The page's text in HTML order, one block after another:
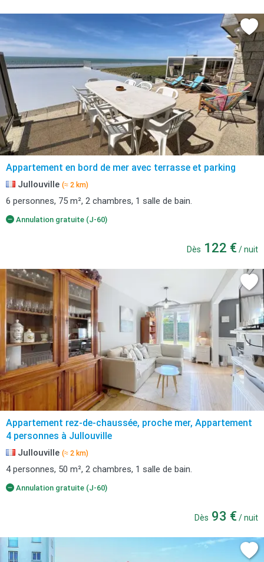
Appartement en bord de mer avec terrasse et parking
Jullouville (≈ 2 km)
6 personnes, 75 m², 2 chambres, 1 salle de bain.
Annulation gratuite (J-60)
Dès 122 € / nuit
Appartement rez-de-chaussée, proche mer, Appartement
4 personnes à Jullouville
Jullouville (≈ 2 km)
4 personnes, 50 m², 2 chambres, 1 salle de bain.
Annulation gratuite (J-60)
Dès 93 € / nuit